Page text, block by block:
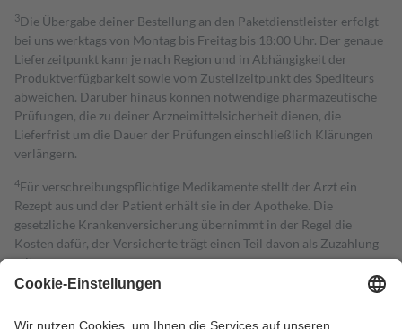
3Die Übergabe deiner Bestellung an den Paketdienstleister erfolgt
bei uns werktags von Montag bis Freitag bis 18:00 Uhr. Der genaue
Lieferzeitpunkt kann je nach Region und in Abhängigkeit der
Produktverfügbarkeit sowie vom Zustellzeitpunkt des Spediteurs
abweichen. Darüber hinaus können notwendige pharmazeutische
Prüfungen, die zu deiner Arzneimittelsicherheit dienen, die
Lieferfrist um die Dauer der Prüfungen einschließlich Klärungen
verlängern.
4Für verschreibungspflichtige Medikamente stellt der Arzt ein
Rezept aus und der Patient erhält sie in der Apotheke. Die
gesetzliche Krankenversicherung übernimmt in der Regel die
Kosten dafür, der Versicherte trägt einen Teil davon als Zuzahlung
mit.
Grundsätzlich leisten Mitglieder Zuzahlungen in Höhe von zehn
höchstens zehn Euro.
Es sind jedoch nie mehr als die tatsächlichen